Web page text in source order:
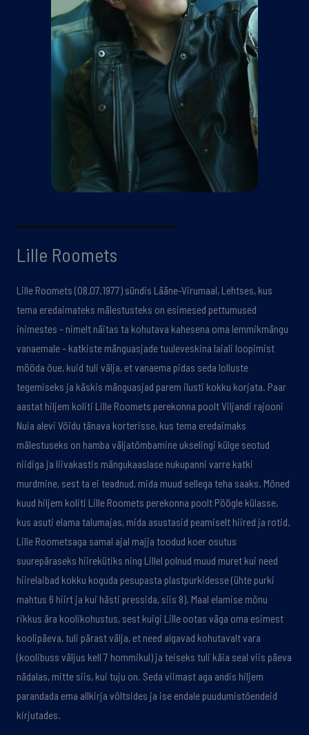
Lille Roomets
Lille Roomets (08.07.1977) sündis Lääne-Virumaal, Lehtses, kus
tema eredaimateks mälestusteks on esimesed pettumused
inimestes – nimelt näitas ta kohutava kahesena oma lemmikmängu
vanaemale – katkiste mänguasjade tuuleveskina laiali loopimist
mööda õue, kuid tuli välja, et vanaema pidas seda lolluste
tegemiseks ja käskis mänguasjad parem ilusti kokku korjata. Paar
aastat hiljem koliti Lille Roomets perekonna poolt Viljandi rajooni
Nuia alevi Võidu tänava korterisse, kus tema eredaimaks
mälestuseks on hamba väljatõmbamine ukselingi külge seotud
niidiga ja liivakastis mängukaaslase nukupanni varre katki
murdmine, sest ta ei teadnud, mida muud sellega teha saaks. Mõned
kuud hiljem koliti Lille Roomets perekonna poolt Pöögle külasse,
kus asuti elama talumajas, mida asustasid peamiselt hiired ja rotid.
Lille Roometsaga samal ajal majja toodud koer osutus
suurepäraseks hiirekütiks ning Lillel polnud muud muret kui need
hiirelaibad kokku koguda pesupasta plastpurkidesse (ühte purki
mahtus 6 hiirt ja kui hästi pressida, siis 8). Maal elamise mõnu
rikkus ära koolikohustus, sest kuigi Lille ootas väga oma esimest
koolipäeva, tuli pärast välja, et need algavad kohutavalt vara
(koolibuss väljus kell 7 hommikul) ja teiseks tuli käia seal viis päeva
nädalas, mitte siis, kui tuju on. Seda viimast aga andis hiljem
parandada ema allkirja võltsides ja ise endale puudumistõendeid
kirjutades.